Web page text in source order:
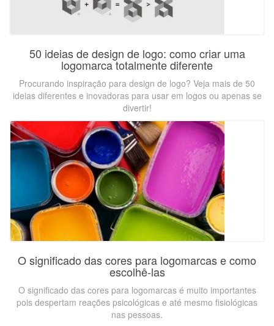
50 ideias de design de logo: como criar uma
logomarca totalmente diferente
Procurando inspiração para design de logo? Veja mais de 50
ideias diferentes e inovadoras para usar em logos ou apenas se
divertir!
O significado das cores para logomarcas e como
escolhê-las
O significado das cores para logomarcas é muito importantes
pois despertam reações psicológicas e até mesmo fisiológicas
nas pessoas.